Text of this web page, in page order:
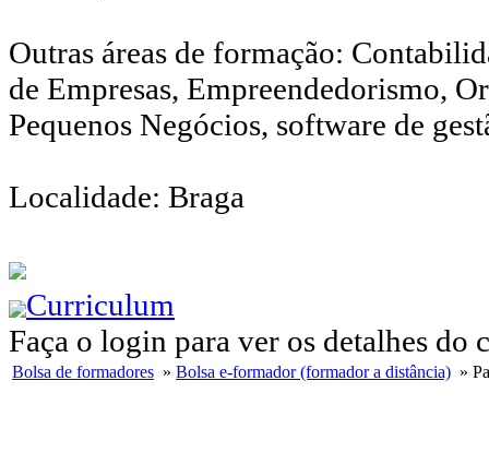
Outras áreas de formação:
de Empresas, Empreendedorismo,
Pequenos Negócios, software de
Localidade: Braga
Curriculum
Faça o login para ver os detalhes do
Bolsa de formadores » Bolsa e-formador (formador a distância) »